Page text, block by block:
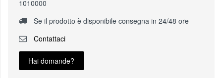
1010000
Se il prodotto è disponibile consegna in 24/48 ore
Contattaci
Hai domande?